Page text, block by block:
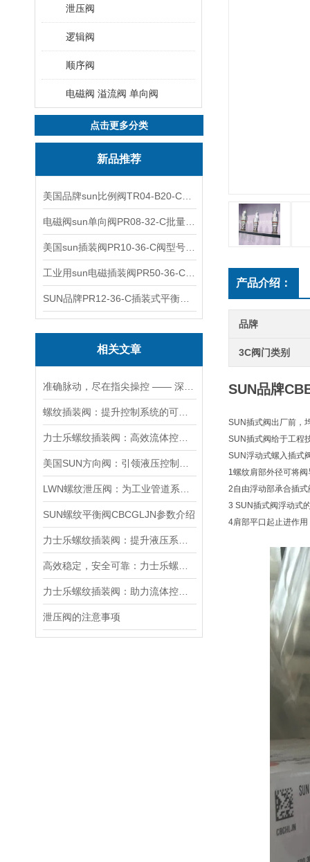
泄压阀
逻辑阀
顺序阀
电磁阀 溢流阀 单向阀
点击更多分类
新品推荐
相关文章
SUN螺纹平衡阀CBCGLJN参数介绍
泄压阀的注意事项
产品介绍：
品牌
3C阀门类别
SUN品牌
SUN插式阀出厂前，
SUN插式阀给于工程
SUN浮动式螺入插
1螺纹肩部外径可将
2自由浮动部承合插
3 SUN插式阀浮动式
4肩部平口起止进作